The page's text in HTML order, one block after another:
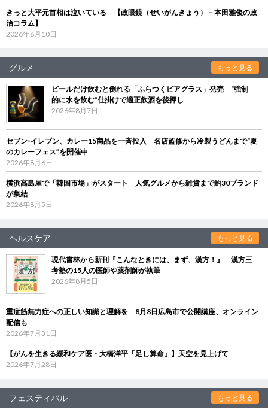
きっと大平元首相は泣いている 【政眼鏡（せいがんきょう）－本田雅俊の政
治コラム】
2026年6月10日
グルメ もっと見る
ビールだけ飲むと倒れる「ふらつくビアグラス」発売 “強制
的に水を飲む”仕掛けで適正飲酒を後押し
2026年8月7日
セブン‐イレブン、カレー15商品を一斉投入 名店監修から冷製うどんまで“夏
のカレーフェス”を開催中
2026年8月6日
横浜高島屋で「韓国市場」がスタート 人気グルメから雑貨まで約30ブランド
が集結
2026年8月5日
ヘルスケア もっと見る
現代書林から新刊『こんなときには、まず、漢方！』 漢方三
考塾の15人の医師や薬剤師が執筆
2026年8月5日
重症筋無力症への正しい知識と理解を 8月8日広島市で公開講座、オンライン
配信も
2026年7月31日
【がんを生きる緩和ケア医・大橋洋平「足し算命」】天空を見上げて
2026年7月28日
フェスティバル もっと見る